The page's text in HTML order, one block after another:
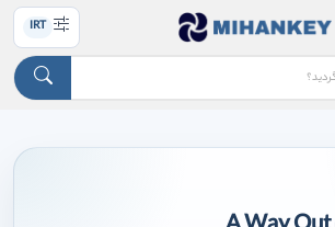
IRT